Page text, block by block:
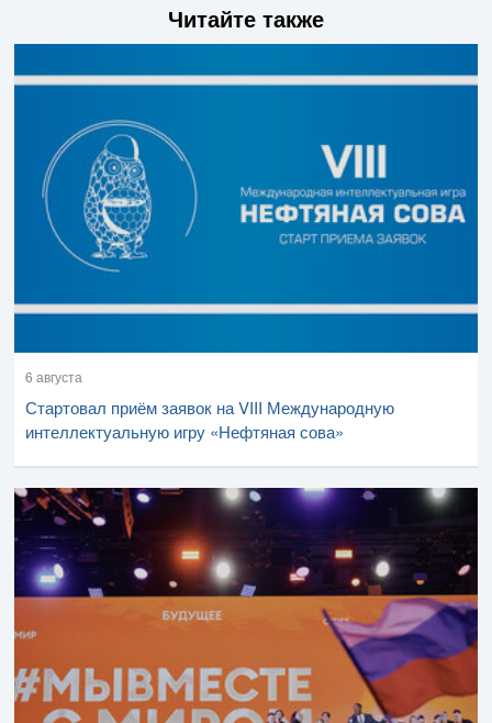
Читайте также
6 августа
Стартовал приём заявок на VIII Международную
интеллектуальную игру «Нефтяная сова»